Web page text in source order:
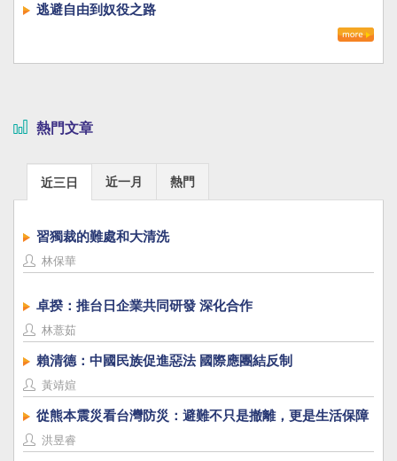
逃避自由到奴役之路
熱門文章
近三日 近一月 熱門
習獨裁的難處和大清洗
林保華
卓揆：推台日企業共同研發 深化合作
林薏茹
賴清德：中國民族促進惡法 國際應團結反制
黃靖媗
從熊本震災看台灣防災：避難不只是撤離，更是生活保障
洪昱睿